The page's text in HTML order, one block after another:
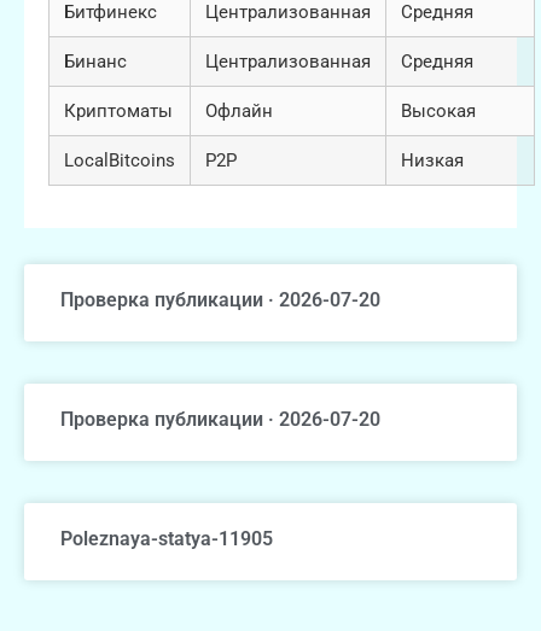
Битфинекс Централизованная Средняя
Бинанс Централизованная Средняя
Криптоматы Офлайн Высокая
LocalBitcoins P2P Низкая
Проверка публикации · 2026-07-20
Проверка публикации · 2026-07-20
Poleznaya-statya-11905